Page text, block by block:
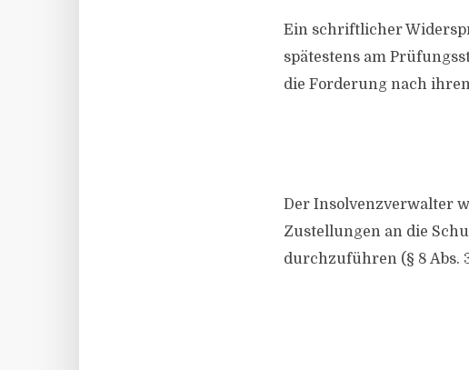
Ein schriftlicher
spätestens am
die Forderung nach
Der Insolvenzverwalter
Zustellungen an die
durchzuführen (§ 8 Abs.